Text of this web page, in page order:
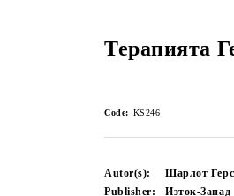
Терапията
Code: KS246
Autor(s):
Шарлот
Publisher:
Изток-Запад